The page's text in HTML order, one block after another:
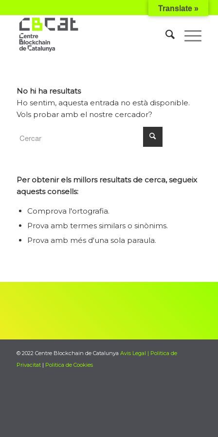
No hi ha resultats
Ho sentim, aquesta entrada no està disponible.
Vols probar amb el nostre cercador?
Per obtenir els millors resultats de cerca, segueix
aquests consells:
Comprova l'ortografia.
Prova amb termes similars o sinònims.
Prova amb més d'una sola paraula.
© 2022 Centre Blockchain de Catalunya Avis Legal | Politica de
Privacitat| Politica de Cookies
Translate »